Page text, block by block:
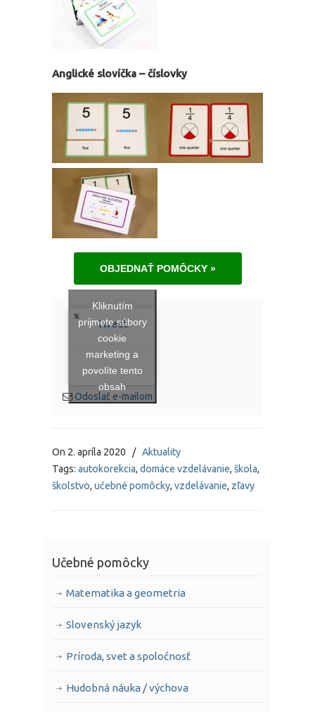
Anglické slovíčka – číslovky
OBJEDNAŤ POMÔCKY »
Tweet
Kliknutím
prijmete súbory
cookie
marketing a
povolíte tento
obsah
Odoslať e-mailom
On 2. apríla 2020 / Aktuality
Tags: autokorekcia, domáce vzdelávanie, škola,
školstvo, učebné pomôcky, vzdelávanie, zľavy
Učebné pomôcky
Matematika a geometria
Slovenský jazyk
Príroda, svet a spoločnosť
Hudobná náuka / výchova